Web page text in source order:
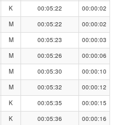
K 00:05:22
00:00:02
M 00:05:22
00:00:02
M 00:05:23
00:00:03
M 00:05:26
00:00:06
M 00:05:30
00:00:10
M 00:05:32
00:00:12
K 00:05:35
00:00:15
K 00:05:36
00:00:16